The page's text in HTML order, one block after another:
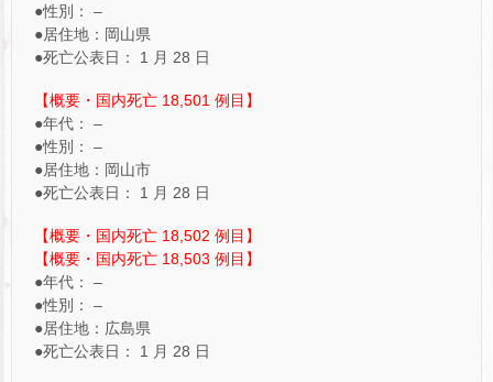
●性別： –
●居住地：岡山県
●死亡公表日： 1 月 28 日
【概要・国内死亡 18,501 例目】
●年代： –
●性別： –
●居住地：岡山市
●死亡公表日： 1 月 28 日
【概要・国内死亡 18,502 例目】
【概要・国内死亡 18,503 例目】
●年代： –
●性別： –
●居住地：広島県
●死亡公表日： 1 月 28 日